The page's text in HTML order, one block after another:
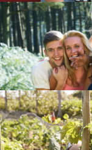
Acteurs
Professionnels
Gouvernance
Conseil
Le siège